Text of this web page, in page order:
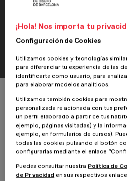
Opiniones
Alejandro Magro,
Máster Diseño
Publicaciones
Alejandro Magro, alumno del Máster
2 Agosto 2024
¡Hola! Nos importa tu
Configuración de Cookies
Utilizamos cookies y tecnologías
para diferenciar tu experiencia de las
identificarte como usuario, para
para elaborar modelos analíticos.
Utilizamos también cookies para
personalizada relacionada con tus
un perfil elaborado a partir de tus
ejemplo, páginas visitadas) y la
ejemplo, en formularios de cursos).
todas las cookies pulsando el botón
configurarlas mediante el enlace
Puedes consultar nuestra Política de
de Privacidad en sus respectivos